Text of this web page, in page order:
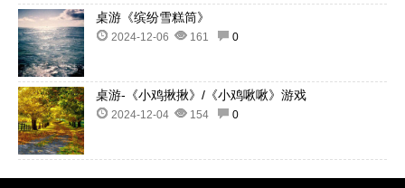
桌游《缤纷雪糕筒》
2024-12-06 161 0
桌游-《小鸡揪揪》/《小鸡啾啾》游戏
2024-12-04 154 0